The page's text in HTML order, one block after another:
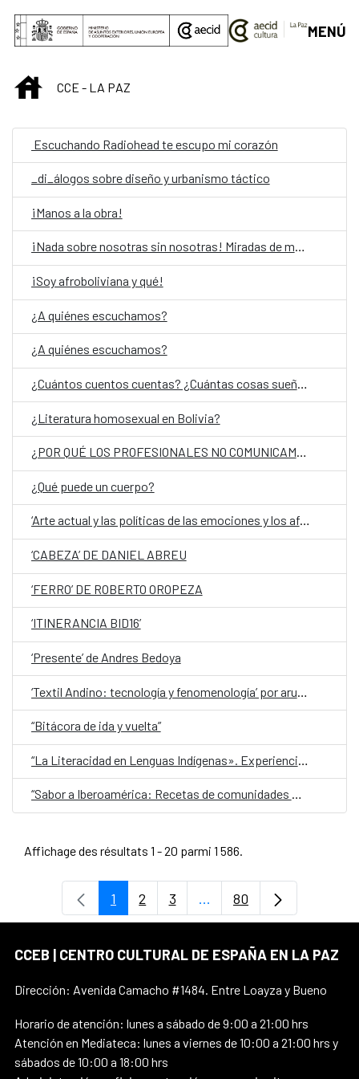
Saut au contenu principal
MENÚ
INICIOCCE - LA PAZ
Escuchando Radiohead te escupo mi corazón
_di_álogos sobre diseño y urbanismo táctico
¡Manos a la obra!
¡Nada sobre nosotras sin nosotras! Miradas de mujeres con discapacidad
¡Soy afroboliviana y qué!
¿A quiénes escuchamos?
¿A quiénes escuchamos?
¿Cuántos cuentos cuentas? ¿Cuántas cosas sueñas?
¿Literatura homosexual en Bolivia?
¿POR QUÉ LOS PROFESIONALES NO COMUNICAMOS MEJOR? de Manuel Campo Vidal
¿Qué puede un cuerpo?
‘Arte actual y las políticas de las emociones y los afectos’ por Diego del Pozo
‘CABEZA’ DE DANIEL ABREU
‘FERRO’ DE ROBERTO OROPEZA
‘ITINERANCIA BID16’
‘Presente’ de Andres Bedoya
“Bitácora de ida y vuelta”
“Sabor a Iberoamérica: Recetas de comunidades migrantes con historias para contar”
Affichage des résultats 1 - 20 parmi 1 586.
Page
1 Page
2 Page
3 ...Pages intermédiaires
Page
80
CCEB | CENTRO CULTURAL DE ESPAÑA EN LA PAZ
Dirección: Avenida Camacho #1484. Entre Loayza y Bueno
Horario de atención: lunes a sábado de 9:00 a 21:00 hrs
Atención en Mediateca: lunes a viernes de 10:00 a 21:00 hrs y
sábados de 10:00 a 18:00 hrs